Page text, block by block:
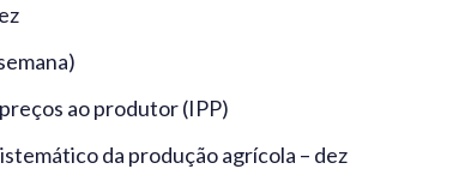
ao produtor (IPP)
da produção agrícola – dez